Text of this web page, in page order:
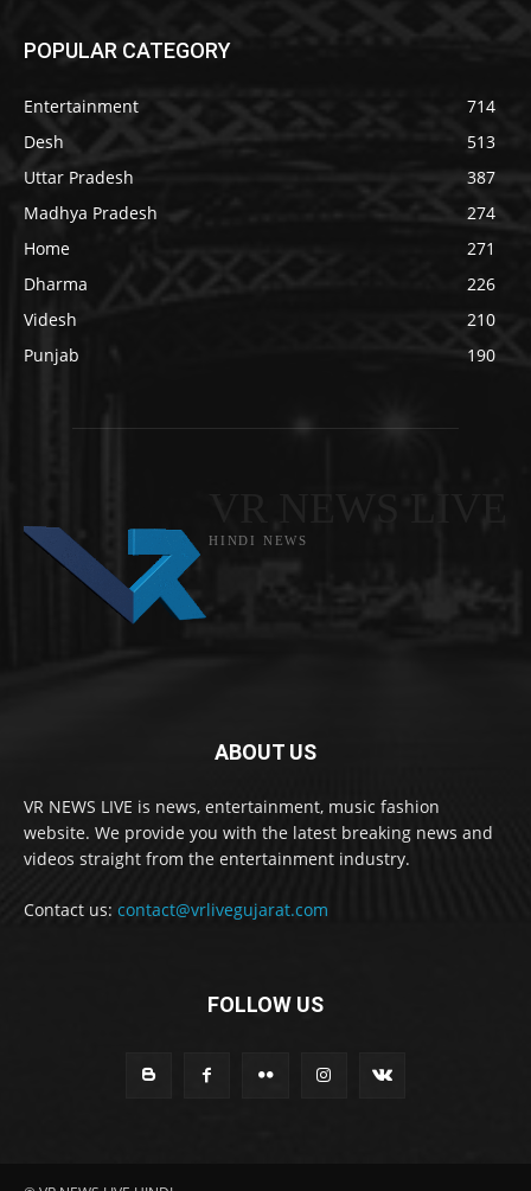
POPULAR CATEGORY
Entertainment
714
Desh
513
Uttar Pradesh
387
Madhya Pradesh
274
Home
271
Dharma
226
Videsh
210
Punjab
190
HINDI NEWS
ABOUT US
VR NEWS LIVE is news, entertainment, music fashion
website. We provide you with the latest breaking news and
videos straight from the entertainment industry.
Contact us: contact@vrlivegujarat.com
FOLLOW US